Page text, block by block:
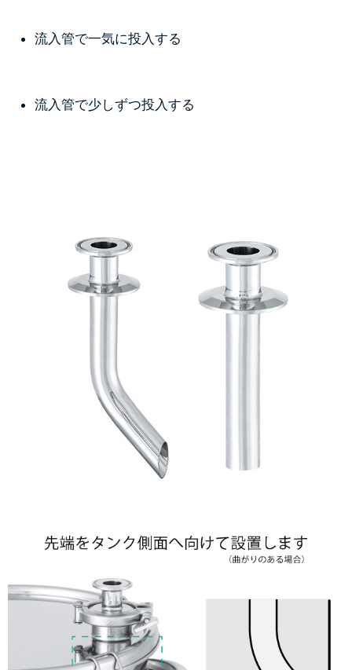
流入管で一気に投入する
流入管で少しずつ投入する